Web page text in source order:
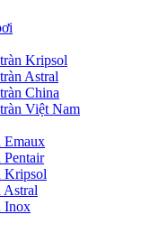
Kripsol
Astral
China
Việt Nam
Emaux
Kripsol
Astral
Inox